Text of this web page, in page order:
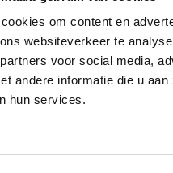
om content en
websiteverkeer te
voor social media,
andere informatie die u
hun services.
MacBook Pro M5
Pro en M5 Max
Bekijken
Nu leverbaar: OWC
Helios 5S